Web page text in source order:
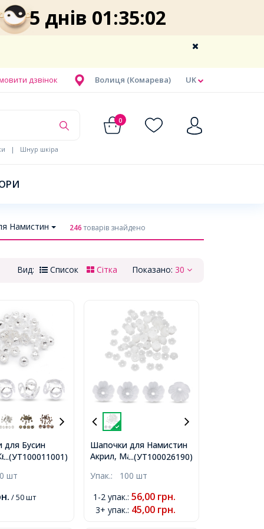
5 днів 01:35:01
UK
Волиця (Комарева)
дзвінок
0
| Шнур шкіра
Намистин 246товарів знайдено
Показано: 30
Вид: Список Сітка
...(УТ100011001)
для Бусин
Колір:
шт
/ 50 шт
...(УТ100026190)
Шапочки для Намистин
Акрил, Матові, Квітка,
11х11х4мм, Отвір: 1.2мм,
Упак.: 100 шт
1-2 упак.: 56,00 грн.
3+ упак.: 45,00 грн.